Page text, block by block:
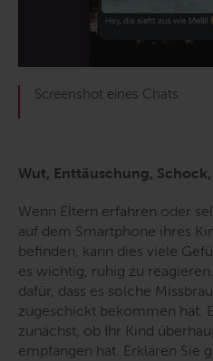
Screenshot eines Chats
Wut, Enttäuschung,
Wenn Eltern erfahren oder
auf dem Smartphone ihres
befinden, kann dies viele
es wichtig, ruhig zu
dafür, dass es solche
zugeschickt bekommen hat.
zunächst, ob Ihr Kind
empfangen hat. Erklären Sie